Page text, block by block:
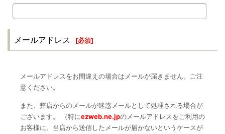
メールアドレス [必須]
メールアドレスをお間違えの場合はメールが届きません。ご注
意ください。
また、弊店からのメールが迷惑メールとして処理される場合が
ございます。 （特にezweb.ne.jpのメールアドレスをご利用の
お客様に、当店から送信したメールが届かないというケースが